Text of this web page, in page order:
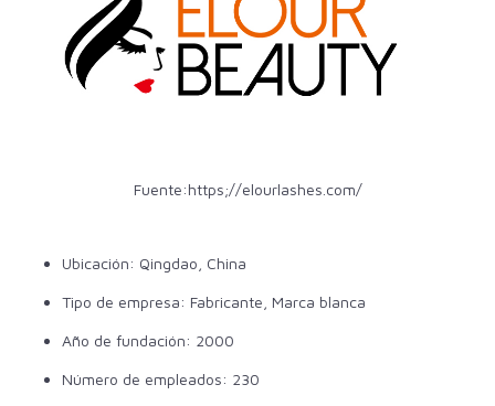
Fuente:https;//elourlashes.com/
Ubicación: Qingdao, China
Tipo de empresa: Fabricante, Marca blanca
Año de fundación: 2000
Número de empleados: 230